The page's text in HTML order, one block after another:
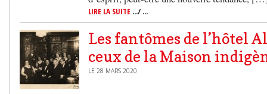
LIRE LA SUITE .../ ...
Les fantômes de l’hôtel
ceux de la Maison
LE 28 MARS 2020